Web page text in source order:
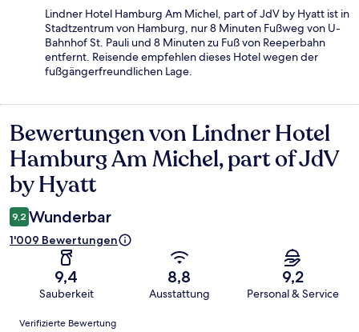
Lindner Hotel Hamburg Am Michel, part of JdV by Hyatt ist in
Stadtzentrum von Hamburg, nur 8 Minuten Fußweg von U-
Bahnhof St. Pauli und 8 Minuten zu Fuß von Reeperbahn
entfernt. Reisende empfehlen dieses Hotel wegen der
fußgängerfreundlichen Lage.
Bewertungen
Bewertungen von Lindner Hotel
Hamburg Am Michel, part of JdV
by Hyatt
9,2 Wunderbar
1'009 Bewertungen
9,4
Sauberkeit
8,8
Ausstattung
9,2
Personal & Service
Bewertungen
Verifizierte Bewertung